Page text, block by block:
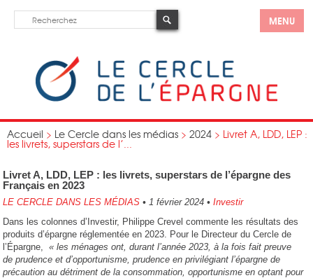
MENU
Accueil > Le Cercle dans les médias > 2024 > Livret A, LDD, LEP :
les livrets, superstars de l’...
Livret A, LDD, LEP : les livrets, superstars de l’épargne des
Français en 2023
LE CERCLE DANS LES MÉDIAS • 1 février 2024• Investir
Dans les colonnes d’Investir, Philippe Crevel commente les résultats des
produits d’épargne réglementée en 2023. Pour le Directeur du Cercle de
l’Épargne, « les ménages ont, durant l’année 2023, à la fois fait preuve
de prudence et d’opportunisme, prudence en privilégiant l’épargne de
précaution au détriment de la consommation, opportunisme en optant pour